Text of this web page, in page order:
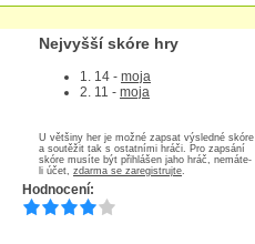
Nejvyšší skóre hry
1. 14 - moja
2. 11 - moja
U většiny her je možné zapsat výsledné skóre
a soutěžit tak s ostatními hráči. Pro zapsání
skóre musíte být přihlášen jaho hráč, nemáte-
li účet, zdarma se zaregistrujte.
Hodnocení: